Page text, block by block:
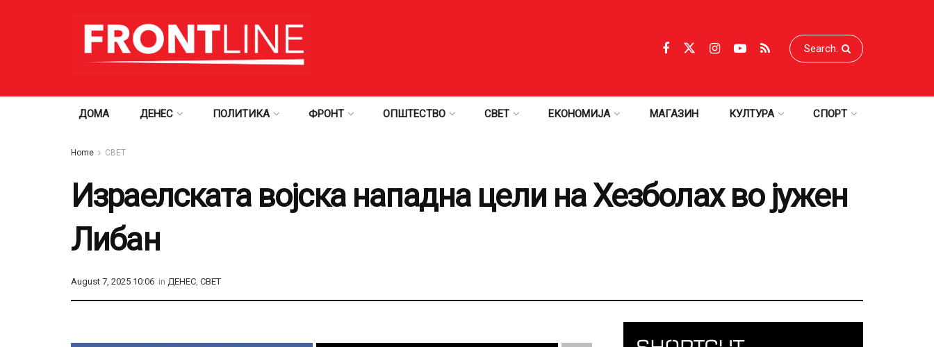
ДОМА ДЕНЕС ПОЛИТИКА ФРОНТ ОПШТЕСТВО СВЕТ ЕКОНОМИЈА МАГАЗИН КУЛТУРА СПОРТ
Home СВЕТ
Израелската војска нападна цели на Хезболах во јужен
Либан
August 7, 2025 10:06 in ДЕНЕС, СВЕТ